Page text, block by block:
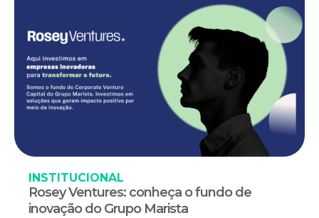
INSTITUCIONAL
Rosey Ventures: conheça o fundo de
inovação do Grupo Marista